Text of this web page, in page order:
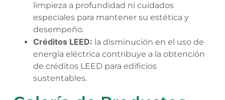
limpieza a profundidad ni cuidados
especiales para mantener su estética y
desempeño.
Créditos LEED: la disminución en el uso de
energía eléctrica contribuye a la obtención
de créditos LEED para edificios
sustentables.